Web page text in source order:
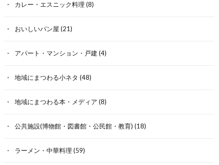
カレー・エスニック料理 (8)
おいしいパン屋 (21)
アパート・マンション・戸建 (4)
地域にまつわる小ネタ (48)
地域にまつわる本・メディア (8)
公共施設(博物館・図書館・公民館・教育) (18)
ラーメン・中華料理 (59)